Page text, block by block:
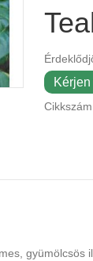
gyümölcsös